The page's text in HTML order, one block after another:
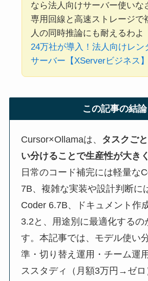
なら法人向けサーバー使いな
専用回線と高速ストレージで
人の同時推論にも耐えるわよ
24万社が導入！法人向けレン
サーバー【XServerビジネス】
この記事の結論
Cursor×Ollamaは、 タスクご
い分けることで生産性が大き
日常のコード補完には軽量な
7B、複雑な実装や設計判断に
Coder 6.7B、ドキュメント作
3.2と、用途別に最適化するの
す。本記事では、モデル使い
準・切り替え運用・チーム運
ススタディ（月額3万円→ゼロ